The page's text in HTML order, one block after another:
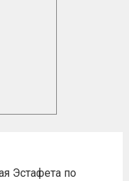
Эстафета по